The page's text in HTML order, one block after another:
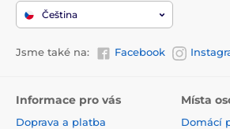
Čeština
Jsme také na: Facebook
Informace pro vás
Doprava a platba
Místa
Domácí